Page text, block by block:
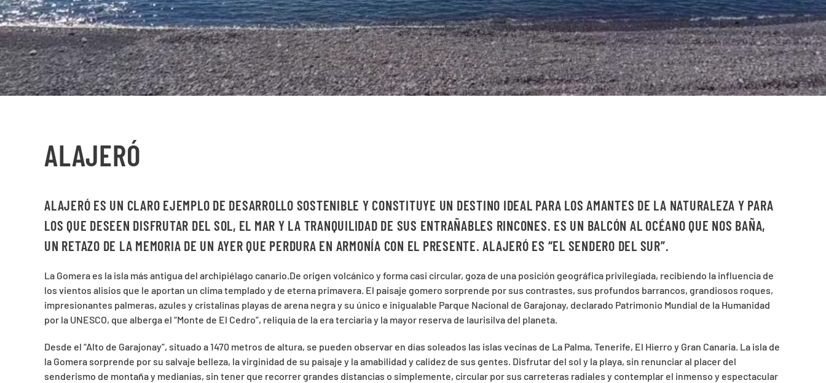
ALAJERÓ
ALAJERÓ ES UN CLARO EJEMPLO DE DESARROLLO SOSTENIBLE Y CONSTITUYE UN DESTINO IDEAL PARA LOS AMANTES DE LA NATURALEZA Y PARA
LOS QUE DESEEN DISFRUTAR DEL SOL, EL MAR Y LA TRANQUILIDAD DE SUS ENTRAÑABLES RINCONES. ES UN BALCÓN AL OCÉANO QUE NOS BAÑA,
UN RETAZO DE LA MEMORIA DE UN AYER QUE PERDURA EN ARMONÍA CON EL PRESENTE. ALAJERÓ ES “EL SENDERO DEL SUR”.
La Gomera es la isla más antigua del archipiélago canario.De origen volcánico y forma casi circular, goza de una posición geográfica privilegiada, recibiendo la influencia de
los vientos alisios que le aportan un clima templado y de eterna primavera. El paisaje gomero sorprende por sus contrastes, sus profundos barrancos, grandiosos roques,
impresionantes palmeras, azules y cristalinas playas de arena negra y su único e inigualable Parque Nacional de Garajonay, declarado Patrimonio Mundial de la Humanidad
por la UNESCO, que alberga el “Monte de El Cedro”, reliquia de la era terciaria y la mayor reserva de laurisilva del planeta.
Desde el “Alto de Garajonay”, situado a 1470 metros de altura, se pueden observar en días soleados las islas vecinas de La Palma, Tenerife, El Hierro y Gran Canaria. La isla de
la Gomera sorprende por su salvaje belleza, la virginidad de su paisaje y la amabilidad y calidez de sus gentes. Disfrutar del sol y la playa, sin renunciar al placer del
senderismo de montaña y medianías, sin tener que recorrer grandes distancias o simplemente, circular por sus carreteras radiales y contemplar el inmenso y espectacular